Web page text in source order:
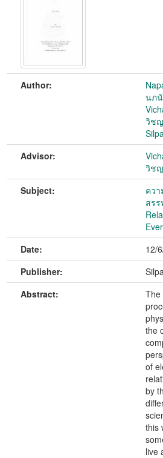
Author:
นภ
วิช
Advisor:
วิช
Subject:
คว
สรร
Date:
12/
Publisher:
Abstract:
The
the
of
by
this
live